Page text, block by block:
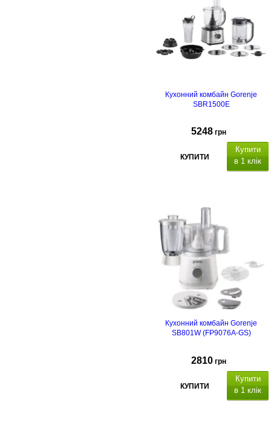
Кухонний комбайн Gorenje
SBR1500E
5248 грн
КУПИТИ
Купити
в 1 клік
Кухонний комбайн Gorenje
SB801W (FP9076A-GS)
2810 грн
КУПИТИ
Купити
в 1 клік